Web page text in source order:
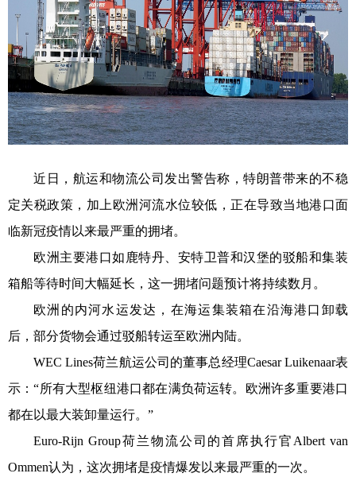
近日，航运和物流公司发出警告称，特朗普带来的不稳
定关税政策，加上欧洲河流水位较低，正在导致当地港口面
临新冠疫情以来最严重的拥堵。
欧洲主要港口如鹿特丹、安特卫普和汉堡的驳船和集装
箱船等待时间大幅延长，这一拥堵问题预计将持续数月。
欧洲的内河水运发达，在海运集装箱在沿海港口卸载
后，部分货物会通过驳船转运至欧洲内陆。
WEC Lines荷兰航运公司的董事总经理Caesar Luikenaar表
示：“所有大型枢纽港口都在满负荷运转。欧洲许多重要港口
都在以最大装卸量运行。”
Euro-Rijn Group荷兰物流公司的首席执行官Albert van
Ommen认为，这次拥堵是疫情爆发以来最严重的一次。